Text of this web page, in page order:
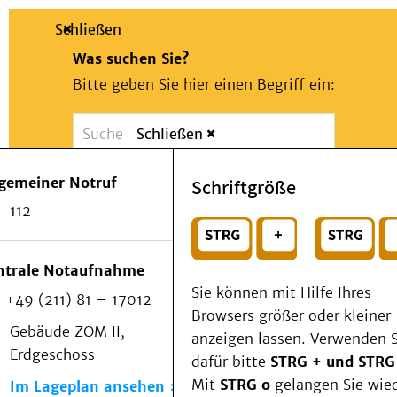
Suche
Schließen
Was suchen Sie?
Bitte geben Sie hier einen Begriff ein:
Suchen
Wählen Sie ein Thema für Ihren
Notfall
Schließen
Notruf
112
Notaufnahme
+49 (211) 81 – 17012
Gebäude ZOM II,
Erdgeschoss
Im Lageplan ansehen
Schriftgröße
Sie können mit Hilfe Ihres
Browsers größer oder kleiner
anzeigen lassen. Verwenden
dafür bitte STRG + und
Mit STRG o gelangen Sie
Patienten & Besucher
Als Patient am UKD
Beratung und Unterstützung
Veranstaltungen
Kommunikation im Medizinwesen (KIM)
Notfall
Forschung & Lehre
Medizinische Fakultät